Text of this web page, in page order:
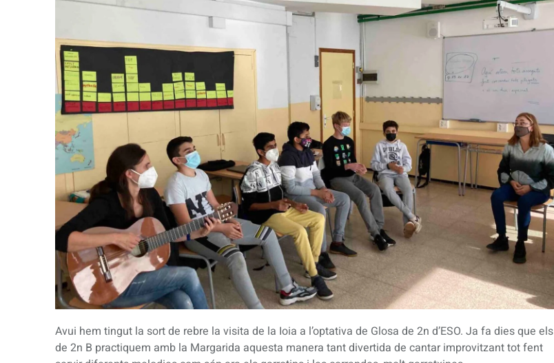
Avui hem tingut la sort de rebre la visita de la Ioia a l’optativa de Glosa de 2n d’ESO. Ja fa dies que els
de 2n B practiquem amb la Margarida aquesta manera tant divertida de cantar improvitzant tot fent